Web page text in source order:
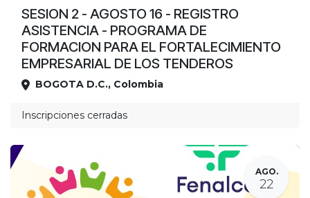
SESION 2 - AGOSTO 16 - REGISTRO
ASISTENCIA - PROGRAMA DE
FORMACION PARA EL FORTALECIMIENTO
EMPRESARIAL DE LOS TENDEROS
Ubicación
BOGOTA D.C., Colombia
Inscripciones cerradas
AGO.
22